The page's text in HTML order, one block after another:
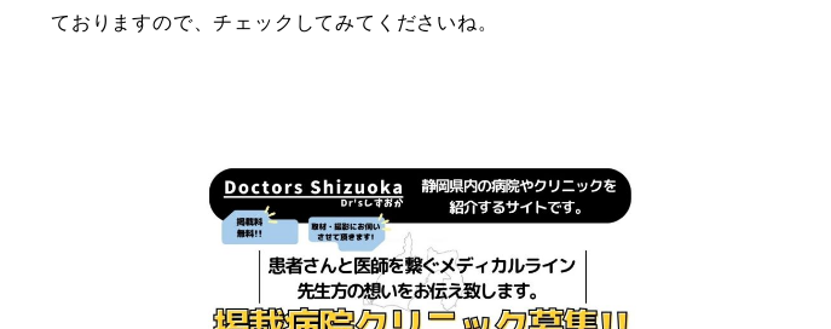
ておりますので、チェックしてみてくださいね。